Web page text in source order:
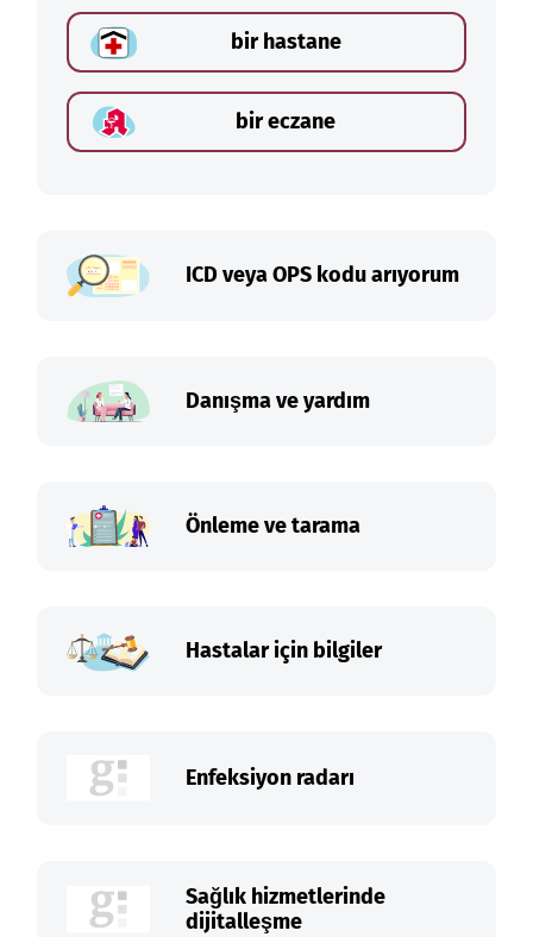
bir hastane
bir eczane
ICD veya OPS kodu arıyorum
Danışma ve yardım
Önleme ve tarama
Hastalar için bilgiler
Enfeksiyon radarı
Sağlık hizmetlerinde
dijitalleşme